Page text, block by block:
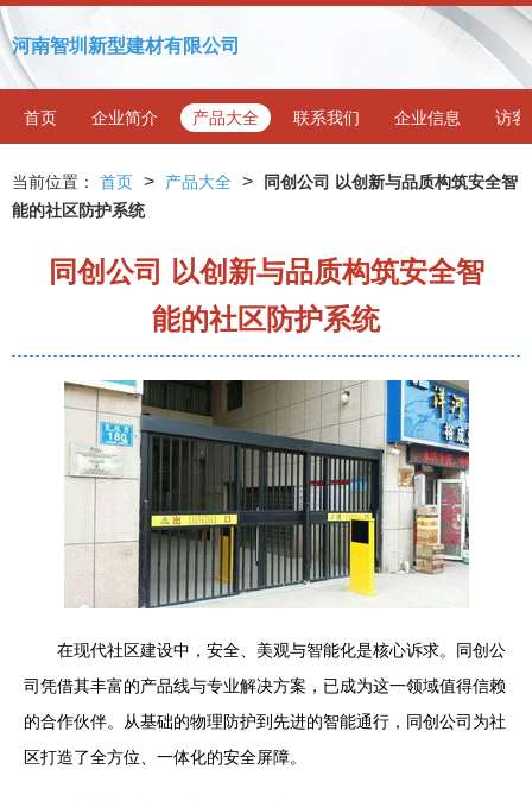
河南智圳新型建材有限公司
首页 企业简介 产品大全 联系我们 企业信息 访客
当前位置： 首页 > 产品大全 >
同创公司 以创新与品质构筑安全智
能的社区防护系统
同创公司 以创新与品质构筑安全智
能的社区防护系统
在现代社区建设中，安全、美观与智能化是核心诉求。同创公
司凭借其丰富的产品线与专业解决方案，已成为这一领域值得信赖
的合作伙伴。从基础的物理防护到先进的智能通行，同创公司为社
区打造了全方位、一体化的安全屏障。